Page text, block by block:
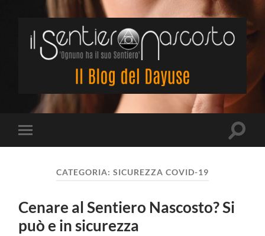
Nascosto
il
dispositiviCATEGORIA: SICUREZZA COVID-19
Cenare al Sentiero Nascosto? Si
può e in sicurezza